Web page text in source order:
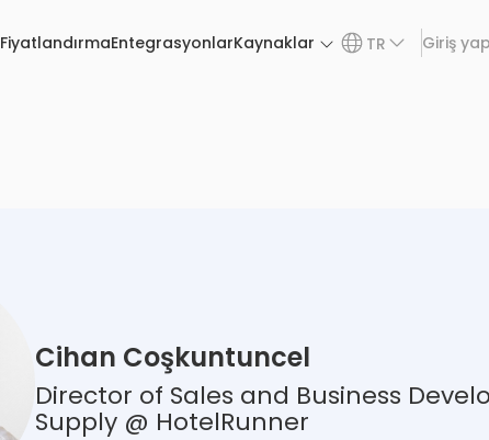
FiyatlandırmaEntegrasyonlarKaynaklar TR Giriş
Cihan Coşkuntuncel
Director of Sales and Business
Supply @ HotelRunner